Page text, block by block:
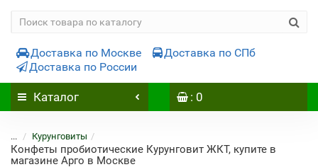
Доставка по Москве
Доставка по СПб
Доставка по России
Каталог : 0
... Курунговиты
Конфеты пробиотические Курунговит ЖКТ, купите в
магазине Арго в Москве